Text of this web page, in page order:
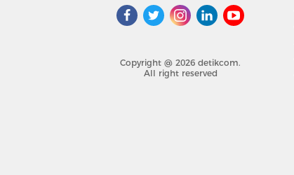
Copyright @ 2026 detikcom.
All right reserved